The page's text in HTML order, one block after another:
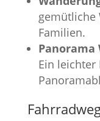
gemütliche
Familien.
Panorama
Ein